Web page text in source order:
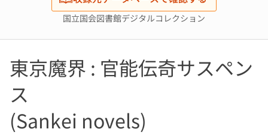
国立国会図書館デジタルコレクション
東京魔界 : 官能伝奇サスペン
ス
(Sankei novels)